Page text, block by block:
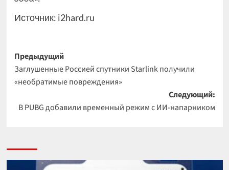
Источник: i2hard.ru
Навигация
записи
Предыдущий
Заглушенные Россией спутники Starlink получили
«необратимые повреждения»
Следующий:
В PUBG добавили временный режим с ИИ-напарником